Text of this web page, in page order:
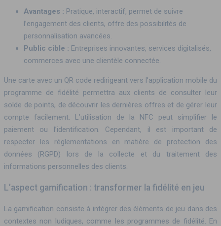
Avantages : Pratique, interactif, permet de suivre
l’engagement des clients, offre des possibilités de
personnalisation avancées.
Public cible : Entreprises innovantes, services digitalisés,
commerces avec une clientèle connectée.
Une carte avec un QR code redirigeant vers l’application mobile du
programme de fidélité permettra aux clients de consulter leur
solde de points, de découvrir les dernières offres et de gérer leur
compte facilement. L’utilisation de la NFC peut simplifier le
paiement ou l’identification. Cependant, il est important de
respecter les réglementations en matière de protection des
données (RGPD) lors de la collecte et du traitement des
informations personnelles des clients.
L’aspect gamification : transformer la fidélité en jeu
La gamification consiste à intégrer des éléments de jeu dans des
contextes non ludiques, comme les programmes de fidélité. En